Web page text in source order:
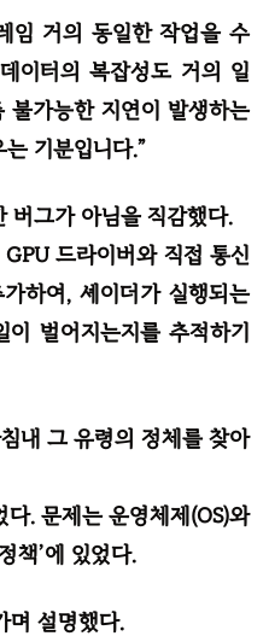
임 거의 동일한 작업을 수
이터의 복잡성도 거의 일
불가능한 지연이 발생하는
기분입니다.”
버그가 아님을 직감했다.
드라이버와 직접 통신
하여, 셰이더가 실행되는
벌어지는지를 추적하기
내 그 유령의 정체를 찾아
. 문제는 운영체제(OS)와
책’에 있었다.
며 설명했다.